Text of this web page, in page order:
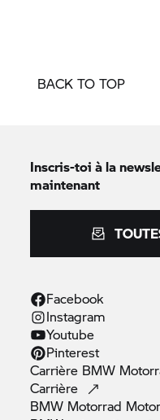
BACK TO TOP
Inscris-toi à la
maintenant
Facebook
Instagram
Youtube
Pinterest
Carrière BMW
Carrière
BMW Motorrad